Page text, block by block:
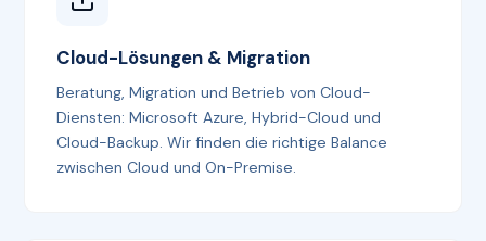
Cloud-Lösungen & Migration
Beratung, Migration und Betrieb von Cloud-
Diensten: Microsoft Azure, Hybrid-Cloud und
Cloud-Backup. Wir finden die richtige Balance
zwischen Cloud und On-Premise.